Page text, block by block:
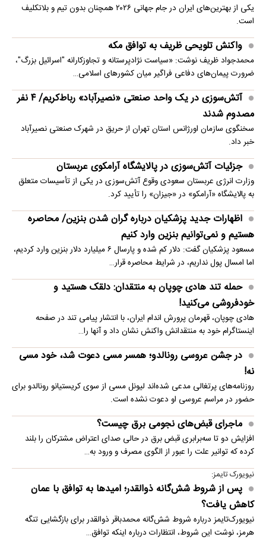
یکی از بهترین‌های ایران در جام جهانی ۲۰۲۶ همچنان بدون تیم و بلاتکلیف
است.
واکنش تلویحی ظریف به توافق مکه
محمدجواد ظریف نوشت: «سیاست نژادپرستانه و تجاوزکارانه "اسرائیل بزرگ"،
ضرورت پیمان‌های دفاعی فراگیر میان کشورهای اسلامی…
آتش‌سوزی در یک واحد صنعتی «نصیرآباد» رباط‌کریم/ ۴ نفر
مصدوم شدند
سخنگوی سازمان اورژانس استان تهران از حریق در شهرک صنعتی نصیرآباد
خبر داد.
جزئیات آتش‌سوزی در پالایشگاه آرامکوی عربستان
وزارت انرژی عربستان سعودی وقوع آتش‌سوزی در یکی از تأسیسات متعلق
به پالایشگاه «آرامکو» در «جیزان» را تأیید کرد.
اظهارات جدید پزشکیان درباره گران شدن بنزین/ محاصره
هستیم و نمی‌توانیم بنزین وارد کنیم
مسعود پزشکیان گفت: دلار کم شده و پارسال ۶ میلیارد دلار بنزین وارد کردیم،
اما امسال پول نداریم، در شرایط محاصره قرار…
حمله تند هادی چوپان به منتقدان: دلقک هستید و
خودفروشی می‌کنید!
هادی چوپان، قهرمان پرورش اندام ایران، با انتشار پیامی تند در صفحه
اینستاگرام خود به منتقدانش واکنش نشان داد و آنها را…
در جشن عروسی رونالدو؛ همسر مسی دعوت شد، خود مسی
نه!
روزنامه‌های پرتغالی مدعی شده‌اند لیونل مسی از سوی کریستیانو رونالدو برای
حضور در مراسم عروسی او دعوت نشده است.
ماجرای قبض‌های نجومی برق چیست؟
افزایش دو تا سه‌برابری قبض برق در حالی صدای اعتراض مشترکان را بلند
کرده که توانیر علت را عبور از الگوی مصرف و ورود به…
نیویورک تایمز:
پس از شروط شش‌گانه ذوالقدر؛ امیدها به توافق با عمان
کاهش یافت؟
نیویورک‌تایمز درباره شروط شش‌گانه محمدباقر ذوالقدر برای بازگشایی تنگه
هرمز، نوشت این شروط، انتظارات درباره اینکه توافق…